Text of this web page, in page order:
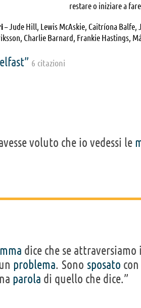
restare o iniziare a
– Jude Hill, Lewis McAskie, Caitríona
Charlie Barnard, Frankie Hastings,
6 citazioni
voluto che io vedessi le
dice che se attraversiamo
problema. Sono sposato
parola di quello che dice.”